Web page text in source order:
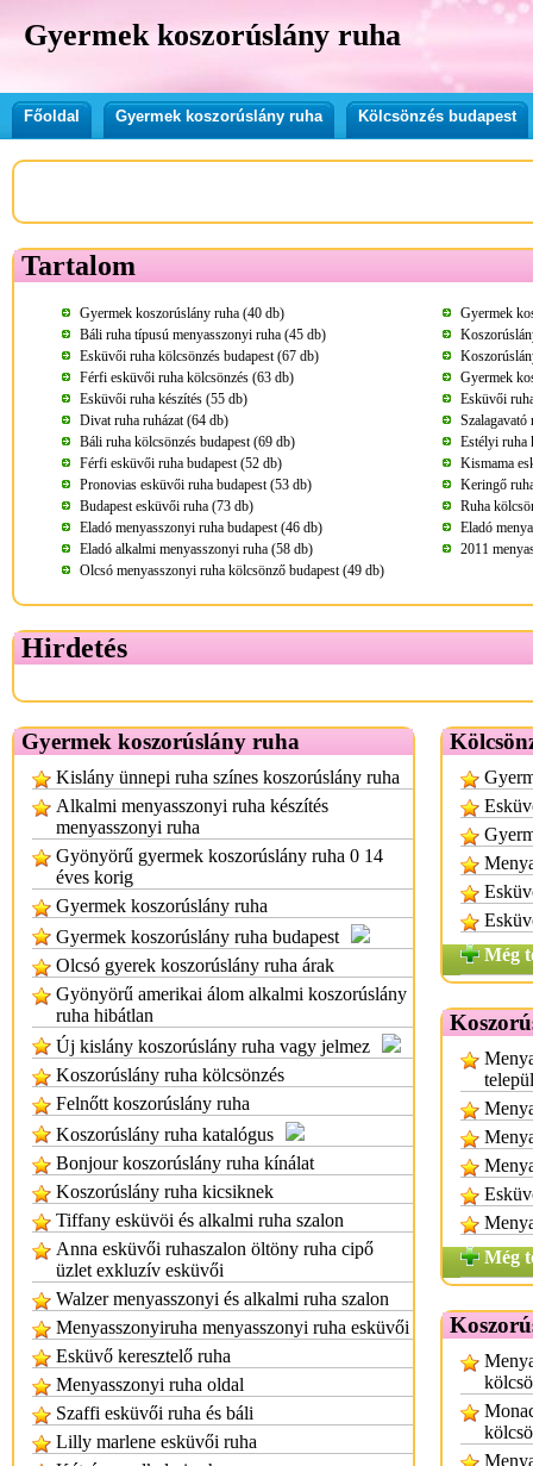
Gyermek koszorúslány ruha
Főoldal Gyermek koszorúslány ruha Kölcsönzés budapest
Tartalom
Gyermek koszorúslány ruha (40 db)
Gyermek
Báli ruha típusú menyasszonyi ruha (45 db)
Esküvői ruha kölcsönzés budapest (67 db)
Férfi esküvői ruha kölcsönzés (63 db)
Gyermek
Esküvői ruha készítés (55 db)
Esküvői
Divat ruha ruházat (64 db)
Szalagavató
Báli ruha kölcsönzés budapest (69 db)
Estélyi ruha
Férfi esküvői ruha budapest (52 db)
Kismama
Pronovias esküvői ruha budapest (53 db)
Keringő
Budapest esküvői ruha (73 db)
Ruha
Eladó menyasszonyi ruha budapest (46 db)
Eladó
Eladó alkalmi menyasszonyi ruha (58 db)
2011
Olcsó menyasszonyi ruha kölcsönző budapest (49 db)
Hirdetés
Gyermek koszorúslány ruha
Kislány ünnepi ruha színes koszorúslány ruha
Alkalmi menyasszonyi ruha készítés
menyasszonyi ruha
Gyönyörű gyermek koszorúslány ruha 0 14
éves korig
Gyermek koszorúslány ruha
Gyermek koszorúslány ruha budapest
Olcsó gyerek koszorúslány ruha árak
Gyönyörű amerikai álom alkalmi koszorúslány
ruha hibátlan
Új kislány koszorúslány ruha vagy jelmez
Koszorúslány ruha kölcsönzés
Felnőtt koszorúslány ruha
Koszorúslány ruha katalógus
Bonjour koszorúslány ruha kínálat
Koszorúslány ruha kicsiknek
Tiffany esküvöi és alkalmi ruha szalon
Anna esküvői ruhaszalon öltöny ruha cipő
üzlet exkluzív esküvői
Walzer menyasszonyi és alkalmi ruha szalon
Menyasszonyiruha menyasszonyi ruha esküvői
Esküvő keresztelő ruha
Menyasszonyi ruha oldal
Szaffi esküvői ruha és báli
Lilly marlene esküvői ruha
Még
Még